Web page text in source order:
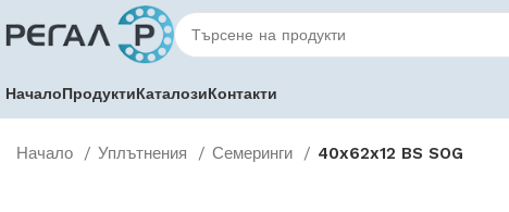
НачалоПродуктиКаталозиКонтакти
Начало Уплътнения Семеринги 40x62x12 BS SOG